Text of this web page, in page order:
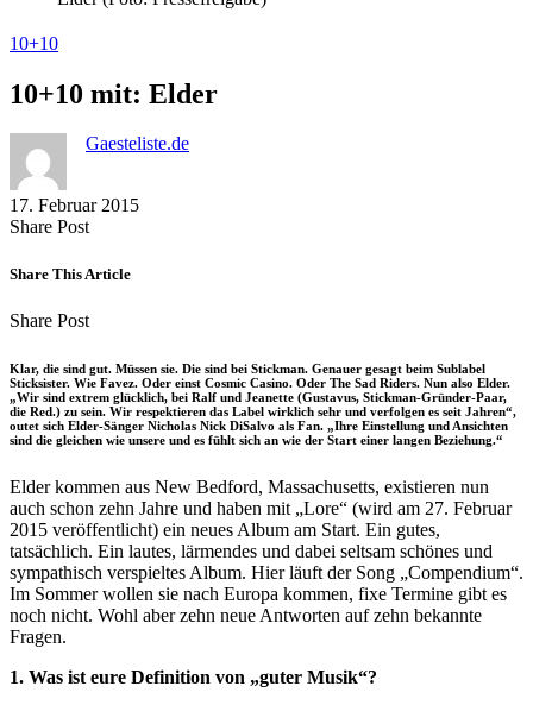
10+10
10+10 mit: Elder
Gaesteliste.de
17. Februar 2015
Share PostShare
Facebook
Copy
to
Send
via
Share This Article
Share PostShare
Facebook
Copy
to
clipboard
Send
via
eMail
Klar, die sind gut. Müssen sie. Die sind bei Stickman. Genauer gesagt beim Sublabel
Sticksister. Wie Favez. Oder einst Cosmic Casino. Oder The Sad Riders. Nun also Elder.
„Wir sind extrem glücklich, bei Ralf und Jeanette (Gustavus, Stickman-Gründer-Paar,
die Red.) zu sein. Wir respektieren das Label wirklich sehr und verfolgen es seit Jahren“,
outet sich Elder-Sänger Nicholas Nick DiSalvo als Fan. „Ihre Einstellung und Ansichten
sind die gleichen wie unsere und es fühlt sich an wie der Start einer langen Beziehung.“
Elder kommen aus New Bedford, Massachusetts, existieren nun
auch schon zehn Jahre und haben mit „Lore“ (wird am 27. Februar
2015 veröffentlicht) ein neues Album am Start. Ein gutes,
tatsächlich. Ein lautes, lärmendes und dabei seltsam schönes und
sympathisch verspieltes Album. Hier läuft der Song „Compendium“.
Im Sommer wollen sie nach Europa kommen, fixe Termine gibt es
noch nicht. Wohl aber zehn neue Antworten auf zehn bekannte
Fragen.
1. Was ist eure Definition von „guter Musik“?